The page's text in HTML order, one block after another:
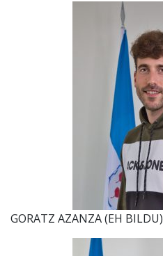
GORATZ AZANZA (EH BILDU)